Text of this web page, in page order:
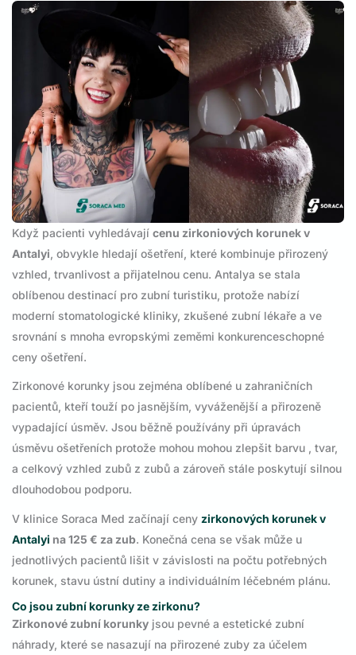
Když pacienti vyhledávají cenu zirkoniových korunek v
Antalyi, obvykle hledají ošetření, které kombinuje přirozený
vzhled, trvanlivost a přijatelnou cenu. Antalya se stala
oblíbenou destinací pro zubní turistiku, protože nabízí
moderní stomatologické kliniky, zkušené zubní lékaře a ve
srovnání s mnoha evropskými zeměmi konkurenceschopné
ceny ošetření.
Zirkonové korunky jsou zejména oblíbené u zahraničních
pacientů, kteří touží po jasnějším, vyváženější a přirozeně
vypadající úsměv. Jsou běžně používány při úpravách
úsměvu ošetřeních protože mohou mohou zlepšit barvu , tvar,
a celkový vzhled zubů z zubů a zároveň stále poskytují silnou
dlouhodobou podporu.
V klinice Soraca Med začínají ceny zirkonových korunek v
Antalyi na 125 € za zub. Konečná cena se však může u
jednotlivých pacientů lišit v závislosti na počtu potřebných
korunek, stavu ústní dutiny a individuálním léčebném plánu.
Co jsou zubní korunky ze zirkonu?
Zirkonové zubní korunky jsou pevné a estetické zubní
náhrady, které se nasazují na přirozené zuby za účelem